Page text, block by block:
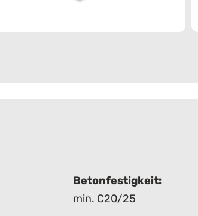
Betonfestigkeit:
min. C20/25